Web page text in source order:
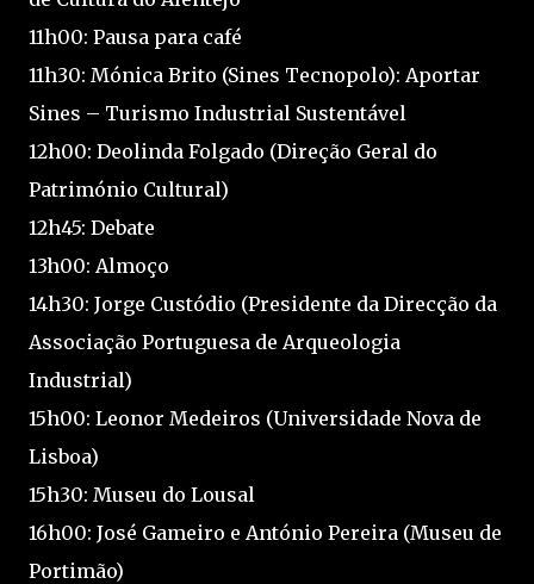
11h00: Pausa para café
11h30: Mónica Brito (Sines Tecnopolo): Aportar
Sines – Turismo Industrial Sustentável
12h00: Deolinda Folgado (Direção Geral do
Património Cultural)
12h45: Debate
13h00: Almoço
14h30: Jorge Custódio (Presidente da Direcção da
Associação Portuguesa de Arqueologia
Industrial)
15h00: Leonor Medeiros (Universidade Nova de
Lisboa)
15h30: Museu do Lousal
16h00: José Gameiro e António Pereira (Museu de
Portimão)